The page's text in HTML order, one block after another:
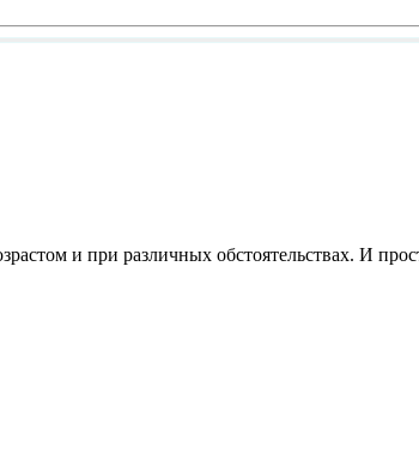
и при различных обстоятельствах. И